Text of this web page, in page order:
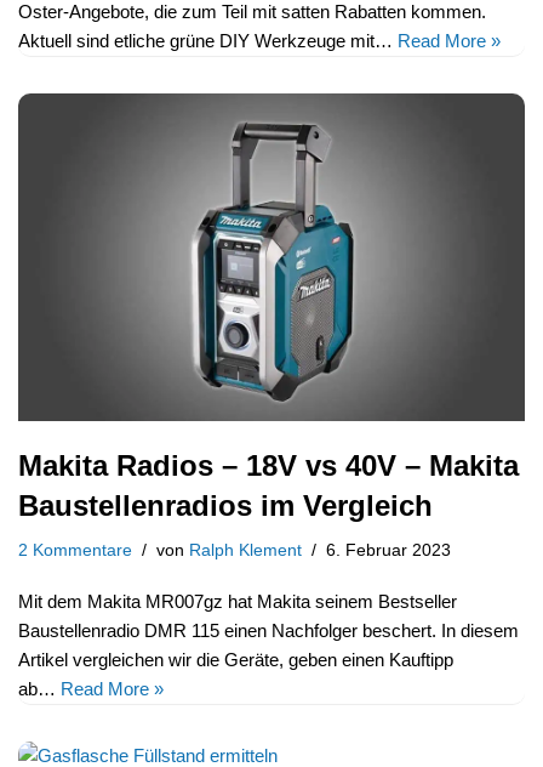
Oster-Angebote, die zum Teil mit satten Rabatten kommen.
Aktuell sind etliche grüne DIY Werkzeuge mit… Read More »
Makita Radios – 18V vs 40V – Makita
Baustellenradios im Vergleich
2 Kommentare von Ralph Klement 6. Februar 2023
Mit dem Makita MR007gz hat Makita seinem Bestseller
Baustellenradio DMR 115 einen Nachfolger beschert. In diesem
Artikel vergleichen wir die Geräte, geben einen Kauftipp
ab… Read More »